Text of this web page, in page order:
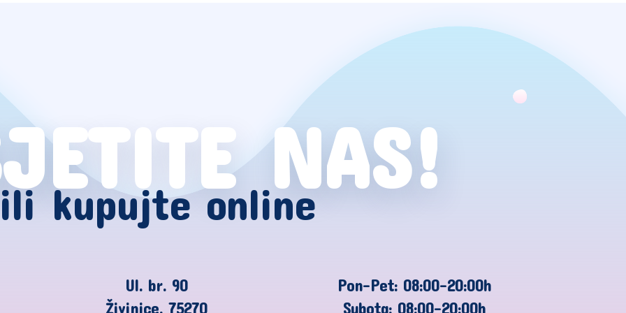
NAS!
kupujte online
Ul. br. 90
Živinice, 75270
Pon-Pet: 08:00-20:00h
Subota: 08:00-20:00h